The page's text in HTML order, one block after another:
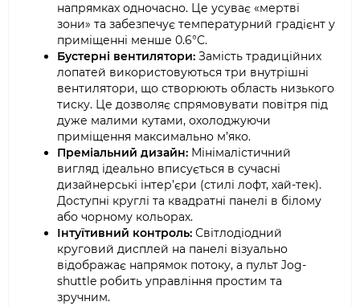
напрямках одночасно. Це усуває «мертві
зони» та забезпечує температурний градієнт у
приміщенні менше 0.6°C.
Бустерні вентилятори: Замість традиційних
лопатей використовуються три внутрішні
вентилятори, що створюють область низького
тиску. Це дозволяє спрямовувати повітря під
дуже малими кутами, охолоджуючи
приміщення максимально м’яко.
Преміальний дизайн: Мінімалістичний
вигляд ідеально вписується в сучасні
дизайнерські інтер’єри (стилі лофт, хай-тек).
Доступні круглі та квадратні панелі в білому
або чорному кольорах.
Інтуїтивний контроль: Світлодіодний
круговий дисплей на панелі візуально
відображає напрямок потоку, а пульт Jog-
shuttle робить управління простим та
зручним.